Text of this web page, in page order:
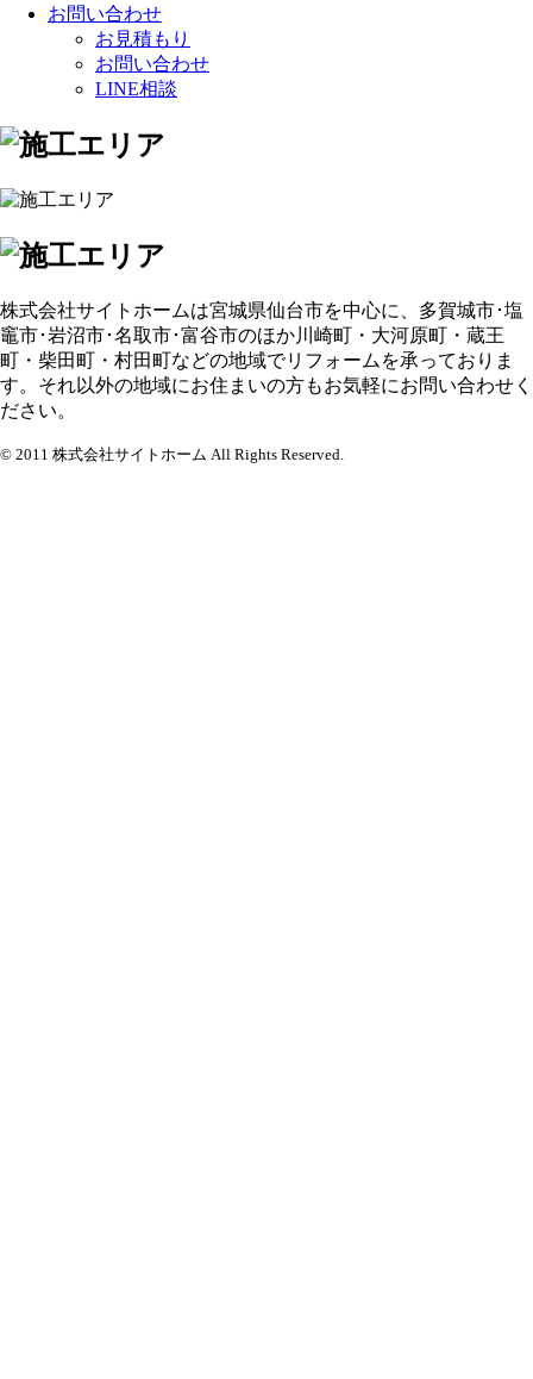
お問い合わせ
お見積もり
お問い合わせ
LINE相談
株式会社サイトホームは宮城県仙台市を中心に、多賀城市･塩
竈市･岩沼市･名取市･富谷市のほか川崎町・大河原町・蔵王
町・柴田町・村田町などの地域でリフォームを承っておりま
す。それ以外の地域にお住まいの方もお気軽にお問い合わせく
ださい。
© 2011 株式会社サイトホーム All Rights Reserved.